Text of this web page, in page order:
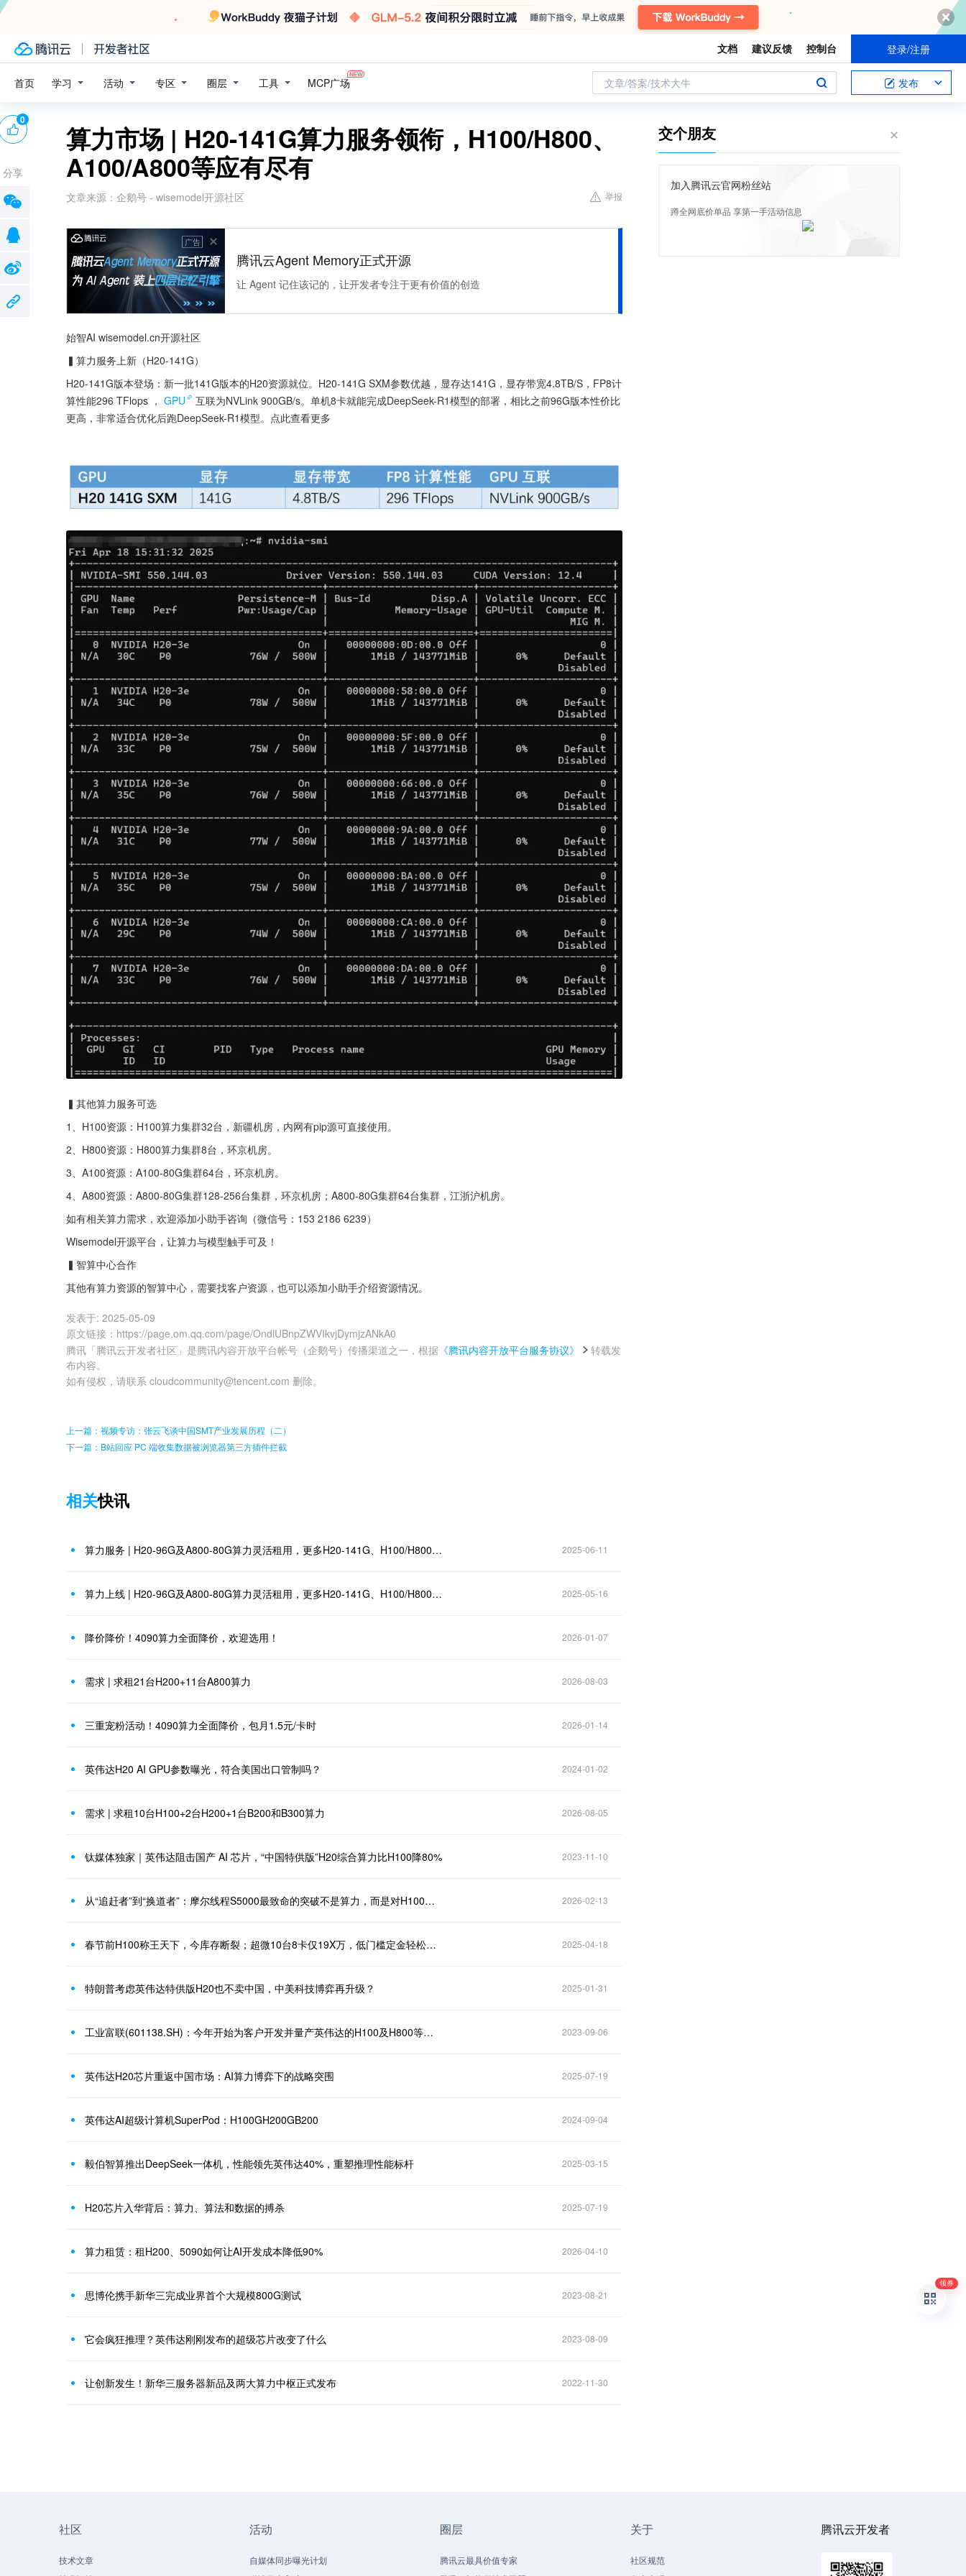
文档 建议反馈 控制台 登录/注册
首页 学习 活动 专区 圈层 工具 MCP广场 文章/答案/技术大牛 发布
算力市场 | H20-141G算力服务领衔，H100/H800、
A100/A800等应有尽有
文章来源： 企鹅号 - wisemodel开源社区 举报
广告
腾讯云Agent Memory正式开源
让 Agent 记住该记的，让开发者专注于更有价值的创造
始智AI wisemodel.cn开源社区
▍算力服务上新（H20-141G）
H20-141G版本登场：新一批141G版本的H20资源就位。H20-141G SXM参数优越，显存达141G，显存带宽4.8TB/S，FP8计
算性能296 TFlops ， GPU
互联为NVLink 900GB/s。单机8卡就能完成DeepSeek-R1模型的部署，相比之前96G版本性价比
更高，非常适合优化后跑DeepSeek-R1模型。点此查看更多
▍其他算力服务可选
1、H100资源：H100算力集群32台，新疆机房，内网有pip源可直接使用。
2、H800资源：H800算力集群8台，环京机房。
3、A100资源：A100-80G集群64台，环京机房。
4、A800资源：A800-80G集群128-256台集群，环京机房；A800-80G集群64台集群，江浙沪机房。
如有相关算力需求，欢迎添加小助手咨询（微信号：153 2186 6239）
Wisemodel开源平台，让算力与模型触手可及！
▍智算中心合作
其他有算力资源的智算中心，需要找客户资源，也可以添加小助手介绍资源情况。
发表于: 2025-05-09
原文链接 ： https://page.om.qq.com/page/OndlUBnpZWVIkvjDymjzANkA0
腾讯「腾讯云开发者社区」是腾讯内容开放平台帐号（企鹅号）传播渠道之一，根据 《腾讯内容开放平台服务协议》
转载发
布内容。
如有侵权，请联系 cloudcommunity@tencent.com 删除。
0
分享
上一篇：视频专访：张云飞谈中国SMT产业发展历程（二）
下一篇：B站回应 PC 端收集数据被浏览器第三方插件拦截
相关快讯
算力服务 | H20-96G及A800-80G算力灵活租用，更多H20-141G、H100/H800按月起租 2025-06-11
算力上线 | H20-96G及A800-80G算力灵活租用，更多H20-141G、H100/H800按月起租 2025-05-16
降价降价！4090算力全面降价，欢迎选用！ 2026-01-07
需求 | 求租21台H200+11台A800算力 2026-08-03
三重宠粉活动！4090算力全面降价，包月1.5元/卡时 2026-01-14
英伟达H20 AI GPU参数曝光，符合美国出口管制吗？ 2024-01-02
需求 | 求租10台H100+2台H200+1台B200和B300算力 2026-08-05
钛媒体独家｜英伟达阻击国产 AI 芯片，“中国特供版”H20综合算力比H100降80% 2023-11-10
从“追赶者”到“换道者”：摩尔线程S5000最致命的突破不是算力，而是对H100的“精度倒挂” 2026-02-13
春节前H100称王天下，今库存断裂；超微10台8卡仅19X万，低门槛定金轻松抢先机； 2025-04-18
特朗普考虑英伟达特供版H20也不卖中国，中美科技博弈再升级？ 2025-01-31
工业富联(601138.SH)：今年开始为客户开发并量产英伟达的H100及H800等高性能AI服务器 2023-09-06
英伟达H20芯片重返中国市场：AI算力博弈下的战略突围 2025-07-19
英伟达AI超级计算机SuperPod：H100GH200GB200 2024-09-04
毅伯智算推出DeepSeek一体机，性能领先英伟达40%，重塑推理性能标杆 2025-03-15
H20芯片入华背后：算力、算法和数据的搏杀 2025-07-19
算力租赁：租H200、5090如何让AI开发成本降低90% 2026-04-10
思博伦携手新华三完成业界首个大规模800G测试 2023-08-21
它会疯狂推理？英伟达刚刚发布的超级芯片改变了什么 2023-08-09
让创新发生！新华三服务器新品及两大算力中枢正式发布 2022-11-30
交个朋友
加入腾讯云官网粉丝站
蹲全网底价单品 享第一手活动信息
社区
技术文章
活动
自媒体同步曝光计划
圈层
腾讯云最具价值专家
关于
社区规范
腾讯云开发者
领券